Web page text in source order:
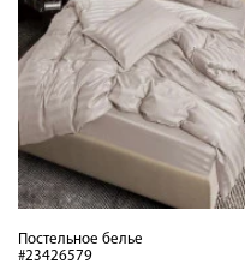
Постельное белье
#23426579